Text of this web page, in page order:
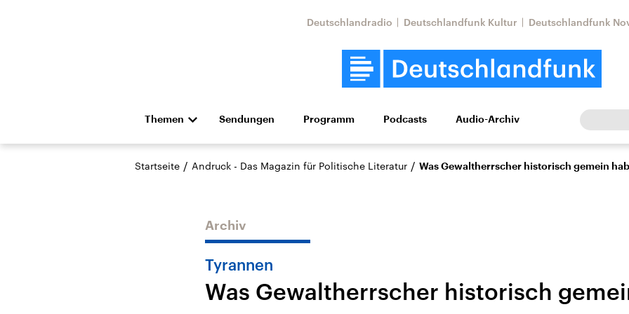
Deutschlandradio Deutschlandfunk Kultur Deutschlandfunk
Themen
Die Nachrichten Politik Wirtschaft Wissen Kultur Europa
Hörspiel und Feature Musik
Landtagswahl Sachsen-
USA
Nahostkonflikt
Iran
Aktuelle Lage und
Sendungen Programm Podcasts Audio-Archiv
Startseite / Andruck - Das Magazin für Politische Literatur / Was Gewaltherrscher historisch gemein
Archiv
Tyrannen
Was Gewaltherrscher historisch